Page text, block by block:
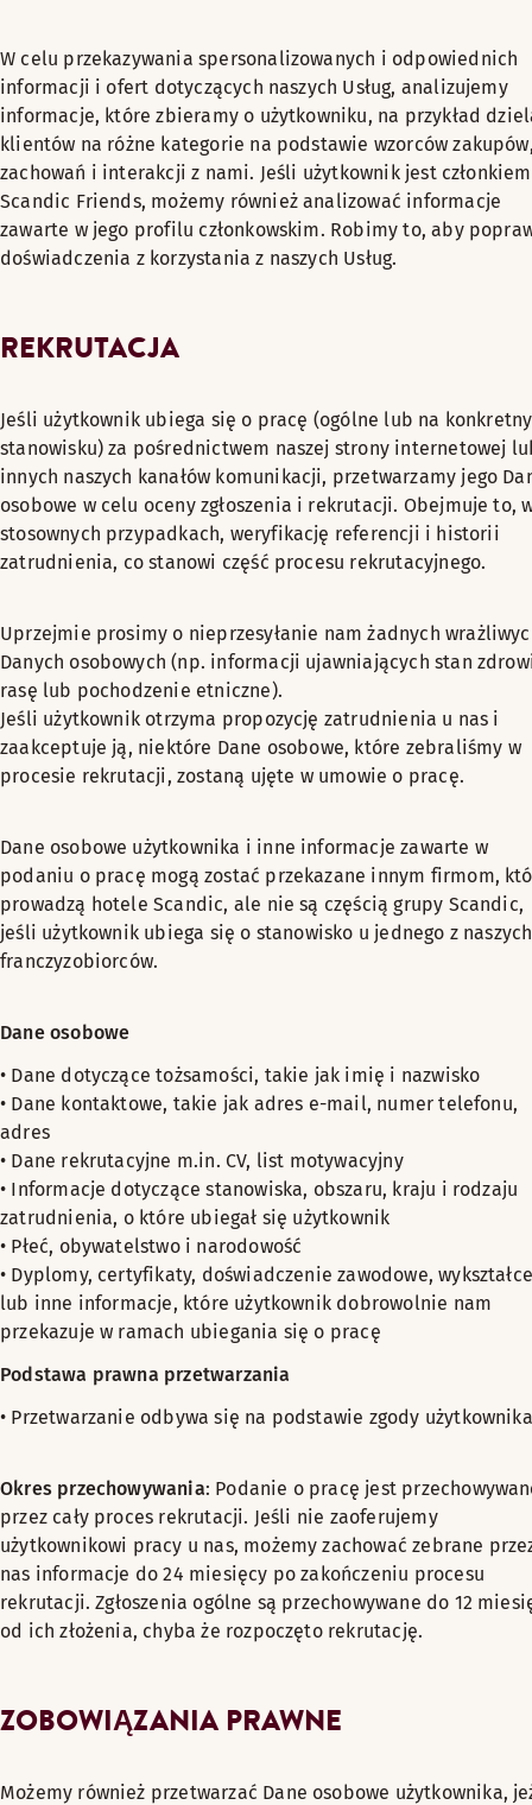
W celu przekazywania spersonalizowanych i odpowiednich
informacji i ofert dotyczących naszych Usług, analizujemy
informacje, które zbieramy o użytkowniku, na przykład
klientów na różne kategorie na podstawie wzorców
zachowań i interakcji z nami. Jeśli użytkownik jest członkiem
Scandic Friends, możemy również analizować informacje
zawarte w jego profilu członkowskim. Robimy to, aby
doświadczenia z korzystania z naszych Usług.
REKRUTACJA
Jeśli użytkownik ubiega się o pracę (ogólne lub na
stanowisku) za pośrednictwem naszej strony internetowej
innych naszych kanałów komunikacji, przetwarzamy jego
osobowe w celu oceny zgłoszenia i rekrutacji. Obejmuje to,
stosownych przypadkach, weryfikację referencji i historii
zatrudnienia, co stanowi część procesu rekrutacyjnego.
Uprzejmie prosimy o nieprzesyłanie nam żadnych
Danych osobowych (np. informacji ujawniających stan
rasę lub pochodzenie etniczne).
Jeśli użytkownik otrzyma propozycję zatrudnienia u nas i
zaakceptuje ją, niektóre Dane osobowe, które zebraliśmy w
procesie rekrutacji, zostaną ujęte w umowie o pracę.
Dane osobowe użytkownika i inne informacje zawarte w
podaniu o pracę mogą zostać przekazane innym firmom,
prowadzą hotele Scandic, ale nie są częścią grupy Scandic,
jeśli użytkownik ubiega się o stanowisko u jednego z naszych
franczyzobiorców.
Dane osobowe
• Dane dotyczące tożsamości, takie jak imię i nazwisko
• Dane kontaktowe, takie jak adres e-mail, numer telefonu,
adres
• Dane rekrutacyjne m.in. CV, list motywacyjny
• Informacje dotyczące stanowiska, obszaru, kraju i rodzaju
zatrudnienia, o które ubiegał się użytkownik
• Płeć, obywatelstwo i narodowość
• Dyplomy, certyfikaty, doświadczenie zawodowe,
lub inne informacje, które użytkownik dobrowolnie nam
przekazuje w ramach ubiegania się o pracę
Podstawa prawna przetwarzania
• Przetwarzanie odbywa się na podstawie zgody użytkownika
Okres przechowywania: Podanie o pracę jest
przez cały proces rekrutacji. Jeśli nie zaoferujemy
użytkownikowi pracy u nas, możemy zachować zebrane
nas informacje do 24 miesięcy po zakończeniu procesu
rekrutacji. Zgłoszenia ogólne są przechowywane do 12
od ich złożenia, chyba że rozpoczęto rekrutację.
ZOBOWIĄZANIA PRAWNE
Możemy również przetwarzać Dane osobowe użytkownika,